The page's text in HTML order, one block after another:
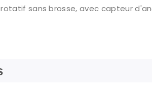
sans brosse, avec capteur